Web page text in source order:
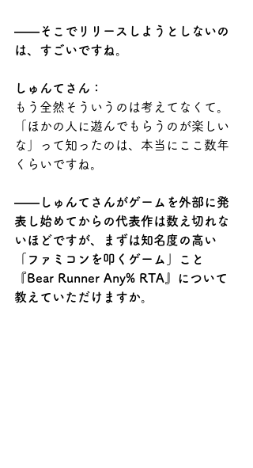
――そこでリリースしようとしないの
は、すごいですね。
しゅんてさん：
もう全然そういうのは考えてなくて。
「ほかの人に遊んでもらうのが楽しい
な」って知ったのは、本当にここ数年
くらいですね。
――しゅんてさんがゲームを外部に発
表し始めてからの代表作は数え切れな
いほどですが、まずは知名度の高い
「ファミコンを叩くゲーム」こと
『Bear Runner Any% RTA』について
教えていただけますか。